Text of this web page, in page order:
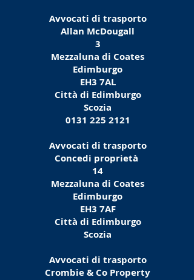
Avvocati di trasporto
Allan McDougall
3
Mezzaluna di Coates
Edimburgo
EH3 7AL
Città di Edimburgo
Scozia
0131 225 2121
Avvocati di trasporto
Concedi proprietà
14
Mezzaluna di Coates
Edimburgo
EH3 7AF
Città di Edimburgo
Scozia
Avvocati di trasporto
Crombie & Co Property